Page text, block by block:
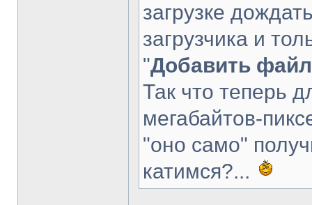
загрузке
загрузчика и
"Добавить файл
Так что теперь
мегабайтов-
"оно само"
катимся?...